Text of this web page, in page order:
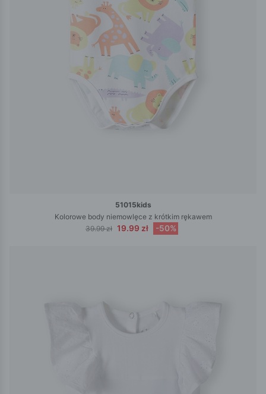
51015kids
Kolorowe body niemowlęce z krótkim rękawem
39.99 zł 19.99 zł -50%